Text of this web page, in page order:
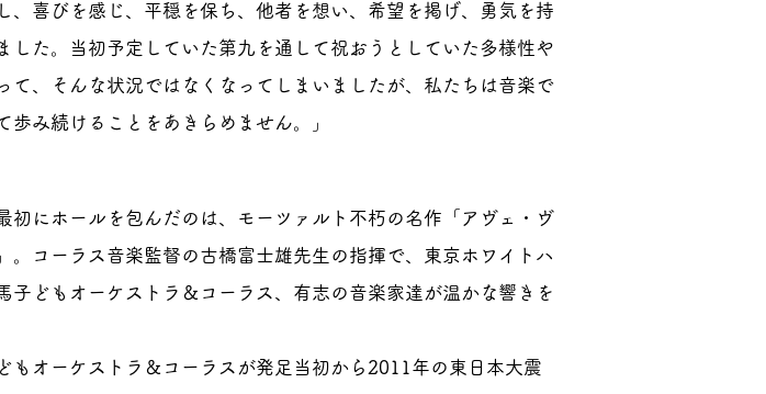
、喜びを感じ、平穏を保ち、他者を想い、希望を掲げ、勇気を持
した。当初予定していた第九を通して祝おうとしていた多様性や
て、そんな状況ではなくなってしまいましたが、私たちは音楽で
歩み続けることをあきらめません。」
初にホールを包んだのは、モーツァルト不朽の名作「アヴェ・ヴ
。コーラス音楽監督の古橋富士雄先生の指揮で、東京ホワイトハ
子どもオーケストラ＆コーラス、有志の音楽家達が温かな響きを
もオーケストラ＆コーラスが発足当初から2011年の東日本大震